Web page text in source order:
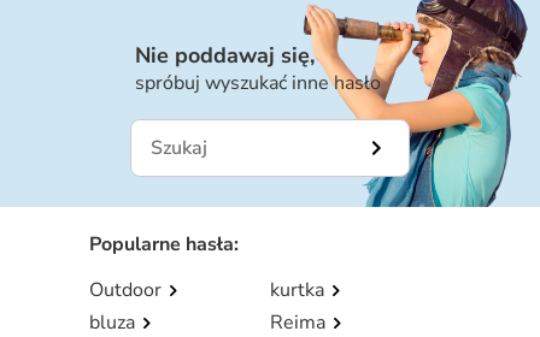
Nie poddawaj się,
spróbuj wyszukać inne hasło
Popularne hasła:
Outdoor
kurtka
bluza
Reima